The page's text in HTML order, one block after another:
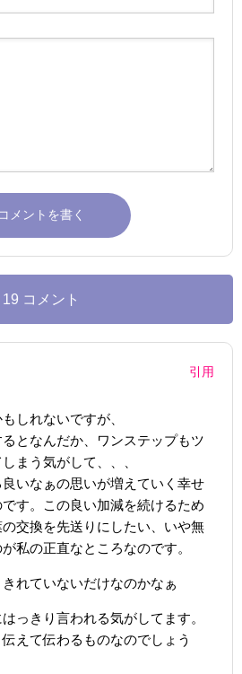
19 コメント
引用
しれないですが、
となんだか、ワンステップもツ
まう気がして、、、
いなぁの思いが増えていく幸せ
す。この良い加減を続けるため
交換を先送りにしたい、いや無
私の正直なところなのです。
れていないだけなのかなぁ
っきり言われる気がしてます。
えて伝わるものなのでしょう